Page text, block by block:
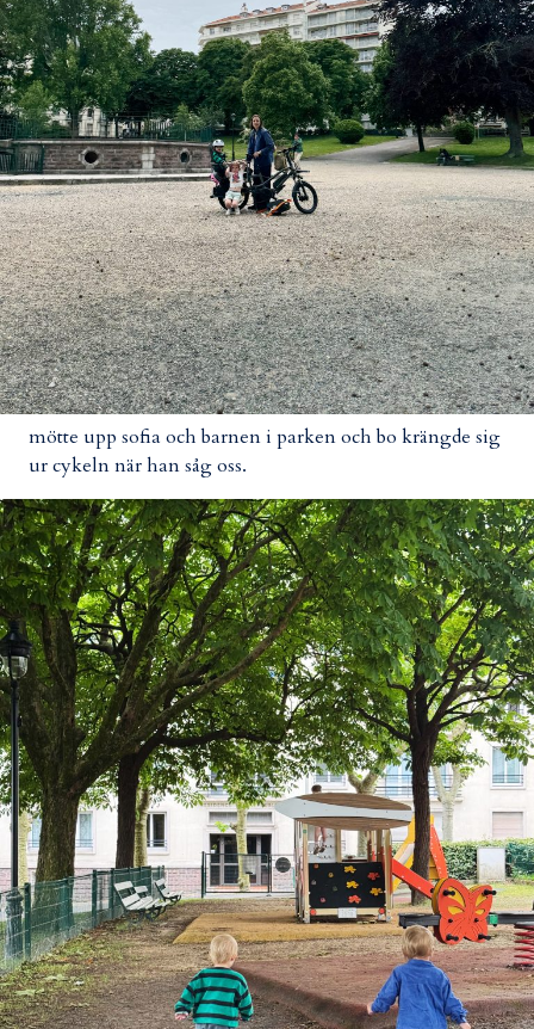
mötte upp sofia och barnen i parken och bo krängde sig
ur cykeln när han såg oss.